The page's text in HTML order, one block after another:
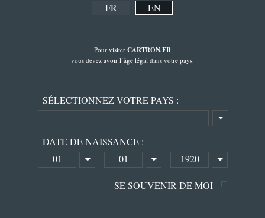
FR EN
Pour visiter CARTRON.FR
vous devez avoir l’âge légal dans votre pays.
SÉLECTIONNEZ VOTRE PAYS :
DATE DE NAISSANCE :
01
01 1920
SE SOUVENIR DE MOI